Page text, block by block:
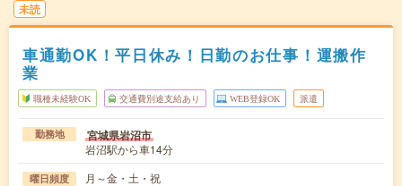
未読
車通勤OK！平日休み！日勤のお仕事！運搬作
業
職種未経験OK 交通費別途支給あり WEB登録OK 派遣
勤務地 宮城県岩沼市
岩沼駅から車14分
曜日頻度 月～金・土・祝